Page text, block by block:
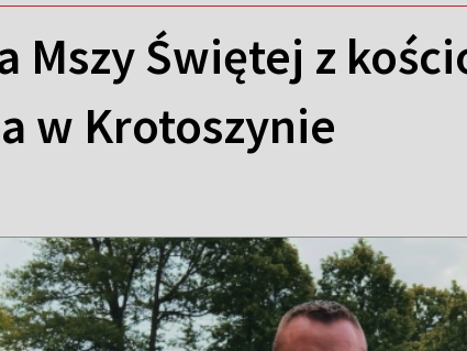
Mszy Świętej z
w Krotoszynie